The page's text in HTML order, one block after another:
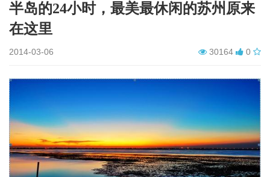
半岛的24小时，最美最休闲的苏州原来
在这里
2014-03-06 30164 0